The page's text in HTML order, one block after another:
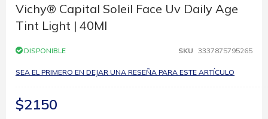
comienzo
de
de
imágenes
Vichy® Capital Soleil Face Uv Daily Age
Tint Light | 40Ml
DISPONIBLE SKU 3337875795265
SEA EL PRIMERO EN DEJAR UNA RESEÑA PARA ESTE ARTÍCULO
$2150